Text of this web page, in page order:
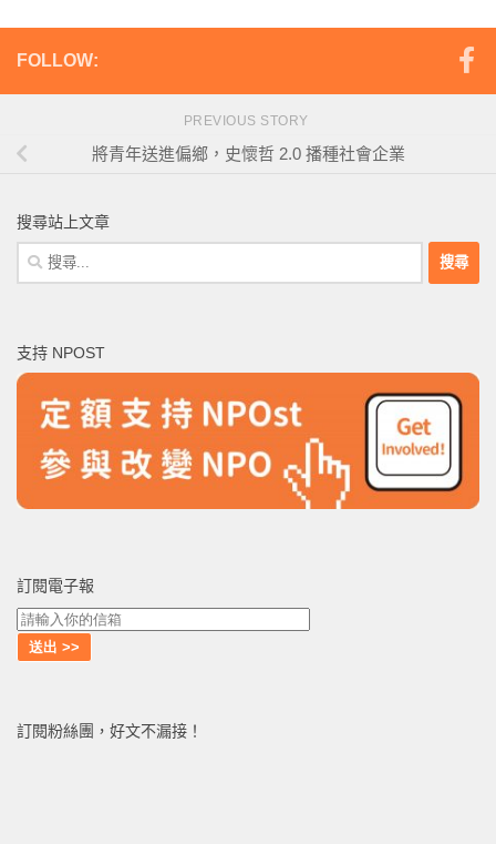
FOLLOW:
PREVIOUS STORY
將青年送進偏鄉，史懷哲 2.0 播種社會企業
搜尋站上文章
搜
尋
字:
支持 NPOST
訂閱電子報
訂閱粉絲團，好文不漏接！